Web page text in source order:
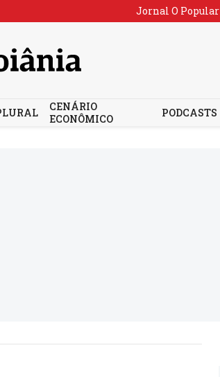
Jornal O Popular
CENÁRIO
ECONÔMICO
PODCASTS